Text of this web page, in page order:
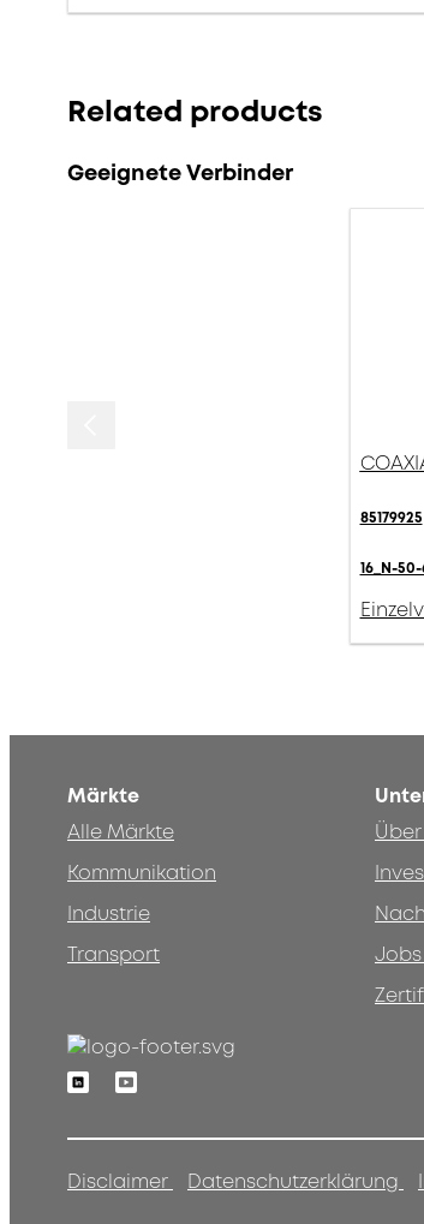
Related products
Geeignete Verbinder
85179925
16_N-
Märkte
Alle Märkte
Kommunikation
Industrie
Transport
LinkedinYoutube
Disclaimer Datenschutzerklärung